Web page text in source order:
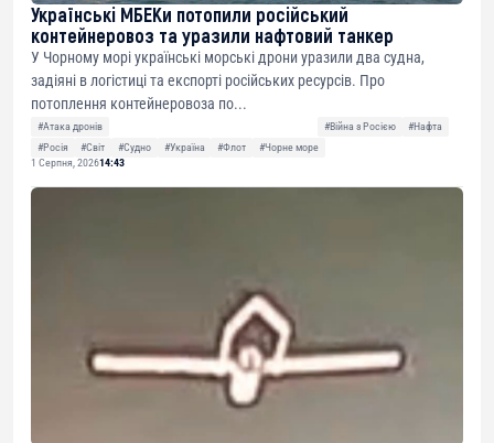
Українські МБЕКи потопили російський
контейнеровоз та уразили нафтовий танкер
У Чорному морі українські морські дрони уразили два судна,
задіяні в логістиці та експорті російських ресурсів. Про
потоплення контейнеровоза по...
#Атака дронів #Війна з Росією
#Нафта
#Росія
#Світ #Судно #Україна #Флот
#Чорне море
1 Серпня, 202614:43